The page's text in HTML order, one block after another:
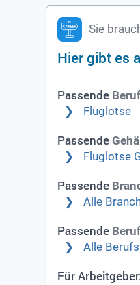
Sie
Hier gibt es
Passende
Fluglotse
Passende
Fluglotse
Passende
Alle
Passende
Alle
Für